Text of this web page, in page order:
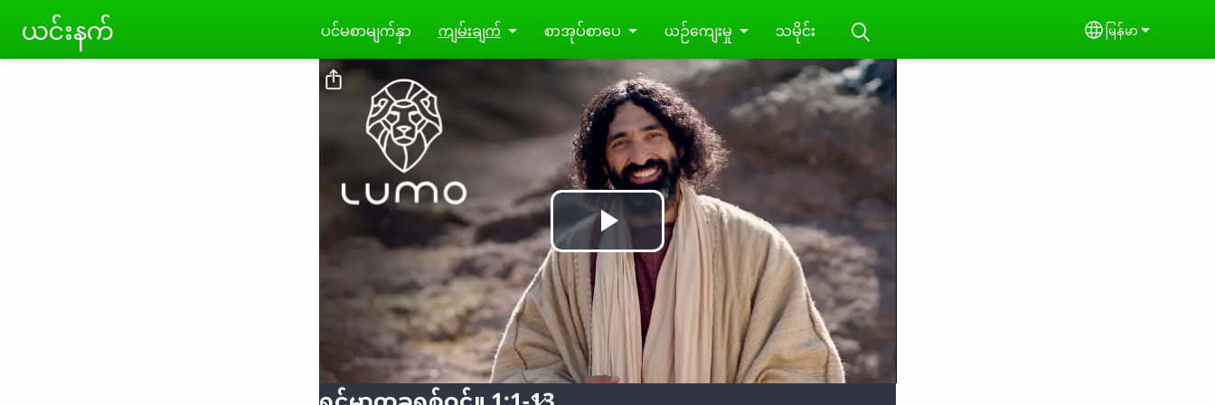
Skip to main content
ယ‌င်းနက် ပင်မစာမျက်နှာ ကျမ်းချက် စာအုပ်စာပေ ယဉ်ကျေးမှု သမိုင်း Select your
မြန်မာ
Play
Video